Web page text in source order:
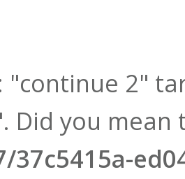
"continue 2"
Did you